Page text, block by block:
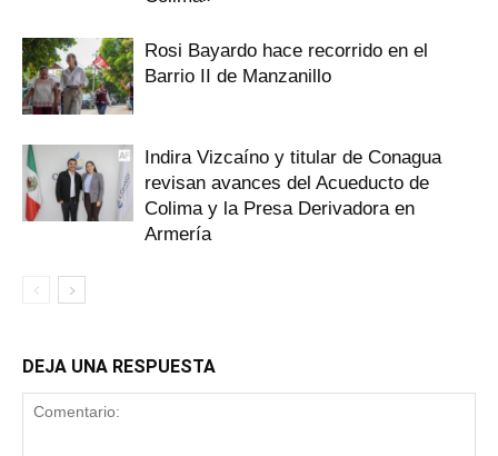
Rosi Bayardo hace recorrido en el
Barrio II de Manzanillo
Indira Vizcaíno y titular de Conagua
revisan avances del Acueducto de
Colima y la Presa Derivadora en
Armería
DEJA UNA RESPUESTA